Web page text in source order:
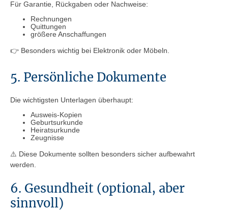
Für Garantie, Rückgaben oder Nachweise:
Rechnungen
Quittungen
größere Anschaffungen
👉 Besonders wichtig bei Elektronik oder Möbeln.
5. Persönliche Dokumente
Die wichtigsten Unterlagen überhaupt:
Ausweis-Kopien
Geburtsurkunde
Heiratsurkunde
Zeugnisse
⚠️ Diese Dokumente sollten besonders sicher aufbewahrt
werden.
6. Gesundheit (optional, aber
sinnvoll)